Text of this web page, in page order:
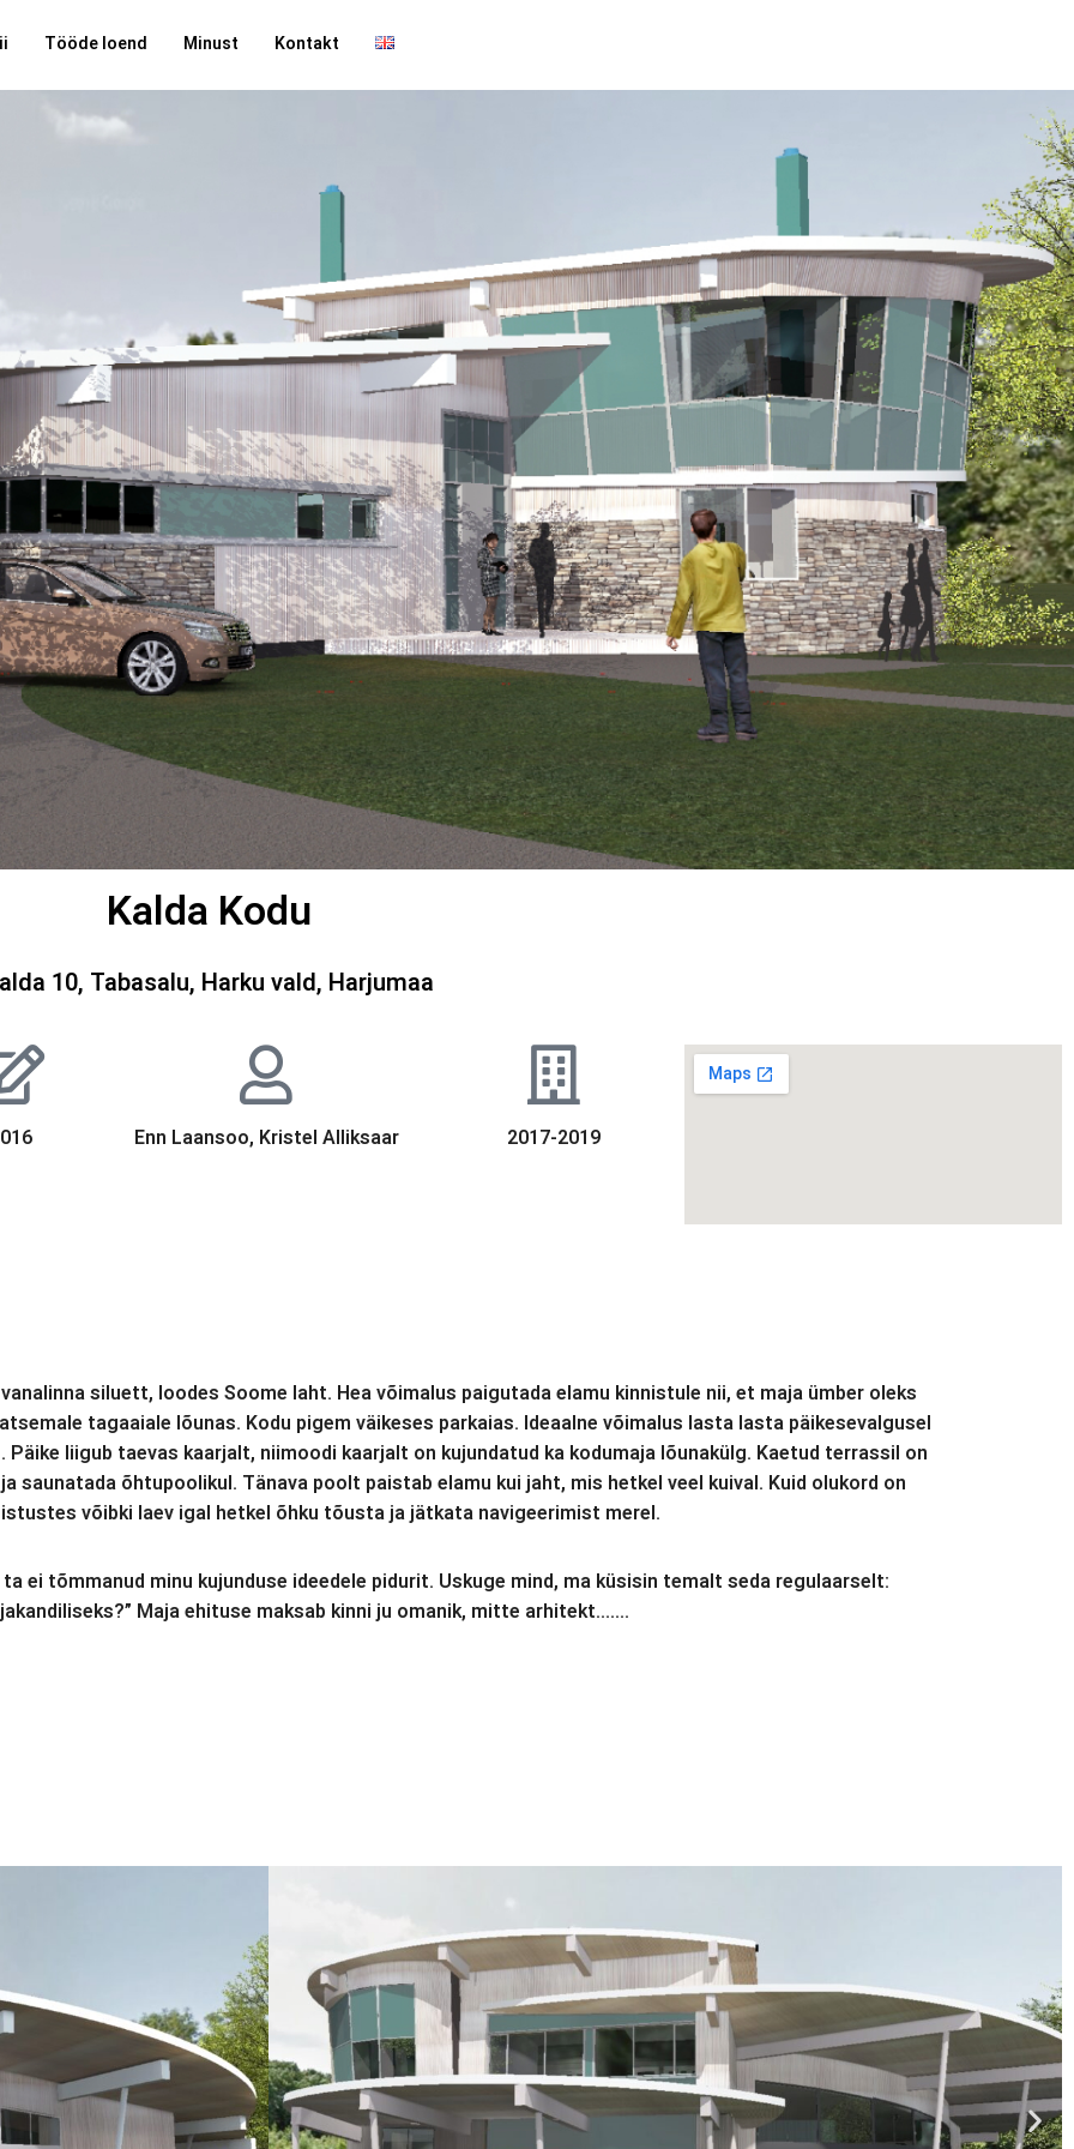
Tööde loend Minust Kontakt
Kalda Kodu
10, Tabasalu, Harku vald, Harjumaa
Enn Laansoo, Kristel Alliksaar 2017-2019
siluett, loodes Soome laht. Hea võimalus paigutada elamu kinnistule nii, et maja ümber oleks
tagaaiale lõunas. Kodu pigem väikeses parkaias. Ideaalne võimalus lasta lasta päikesevalgusel
liigub taevas kaarjalt, niimoodi kaarjalt on kujundatud ka kodumaja lõunakülg. Kaetud terrassil on
saunatada õhtupoolikul. Tänava poolt paistab elamu kui jaht, mis hetkel veel kuival. Kuid olukord on
võibki laev igal hetkel õhku tõusta ja jätkata navigeerimist merel.
ei tõmmanud minu kujunduse ideedele pidurit. Uskuge mind, ma küsisin temalt seda regulaarselt:
Maja ehituse maksab kinni ju omanik, mitte arhitekt…….